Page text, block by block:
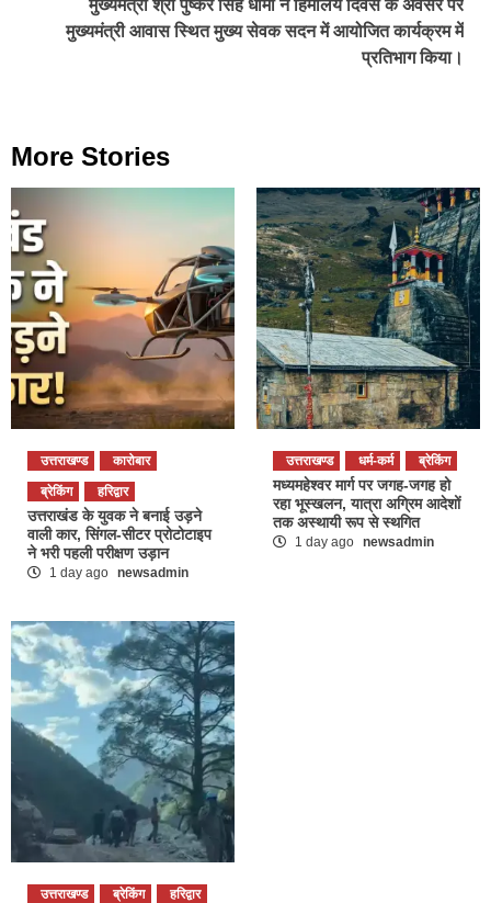
मुख्यमंत्री श्री पुष्कर सिंह धामी ने हिमालय दिवस के अवसर पर
मुख्यमंत्री आवास स्थित मुख्य सेवक सदन में आयोजित कार्यक्रम में
प्रतिभाग किया।
More Stories
उत्तराखण्ड
कारोबार
ब्रेकिंग
हरिद्वार
उत्तराखंड के युवक ने बनाई उड़ने
वाली कार, सिंगल-सीटर प्रोटोटाइप
ने भरी पहली परीक्षण उड़ान
1 day ago newsadmin
उत्तराखण्ड धर्म-कर्म ब्रेकिंग
मध्यमहेश्वर मार्ग पर जगह-जगह हो
रहा भूस्खलन, यात्रा अग्रिम आदेशों
तक अस्थायी रूप से स्थगित
1 day ago newsadmin
उत्तराखण्ड ब्रेकिंग हरिद्वार